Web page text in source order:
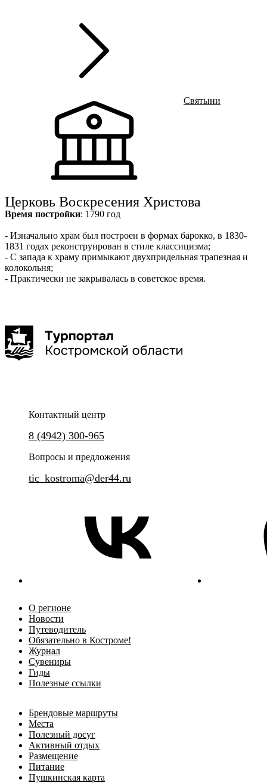
Святыни
Церковь Воскресения Христова
Время постройки: 1790 год
- Изначально храм был построен в формах барокко, в 1830-
1831 годах реконструирован в стиле классицизма;
- С запада к храму примыкают двухпридельная трапезная и
колокольня;
- Практически не закрывалась в советское время.
Контактный центр
8 (4942) 300-965
Вопросы и предложения
tic_kostroma@der44.ru
О регионе
Новости
Путеводитель
Обязательно в Костроме!
Журнал
Сувениры
Гиды
Полезные ссылки
Брендовые маршруты
Места
Полезный досуг
Активный отдых
Размещение
Питание
Пушкинская карта